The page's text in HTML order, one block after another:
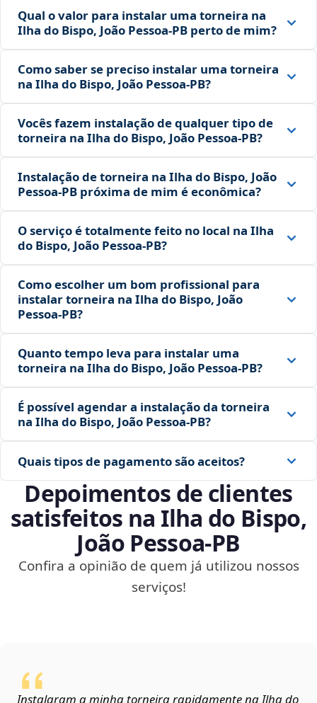
Qual o valor para instalar uma torneira na
Ilha do Bispo, João Pessoa‑PB perto de mim?
Como saber se preciso instalar uma torneira
na Ilha do Bispo, João Pessoa‑PB?
Vocês fazem instalação de qualquer tipo de
torneira na Ilha do Bispo, João Pessoa‑PB?
Instalação de torneira na Ilha do Bispo, João
Pessoa‑PB próxima de mim é econômica?
O serviço é totalmente feito no local na Ilha
do Bispo, João Pessoa‑PB?
Como escolher um bom profissional para
instalar torneira na Ilha do Bispo, João
Pessoa‑PB?
Quanto tempo leva para instalar uma
torneira na Ilha do Bispo, João Pessoa‑PB?
É possível agendar a instalação da torneira
na Ilha do Bispo, João Pessoa‑PB?
Quais tipos de pagamento são aceitos?
Depoimentos de clientes
satisfeitos na Ilha do Bispo,
João Pessoa‑PB
Confira a opinião de quem já utilizou nossos
serviços!
Instalaram a minha torneira rapidamente na Ilha do